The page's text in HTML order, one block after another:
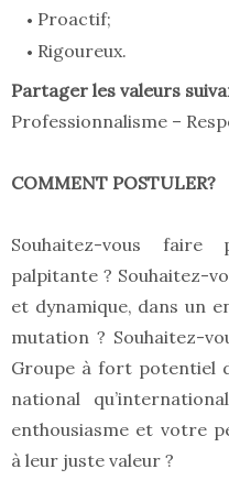
Proactif;
Rigoureux.
Partager les valeurs
Professionnalisme –
COMMENT POSTULER?
Souhaitez-vous
palpitante ? Souhaitez-
et dynamique, dans un
mutation ? Souhaitez-
Groupe à fort potentiel
national
enthousiasme et votre
à leur juste valeur ?